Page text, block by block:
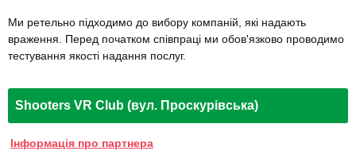
Ми ретельно підходимо до вибору компаній, які надають
враження. Перед початком співпраці ми обов'язково проводимо
тестування якості надання послуг.
Shooters VR Club (вул. Проскурівська)
Інформація про партнера